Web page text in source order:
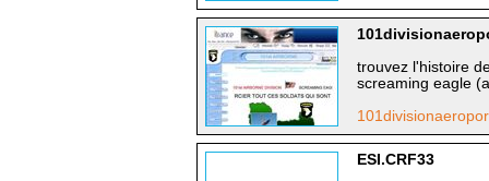
trouvez l'histoire
screaming eagle
ESI.CRF33